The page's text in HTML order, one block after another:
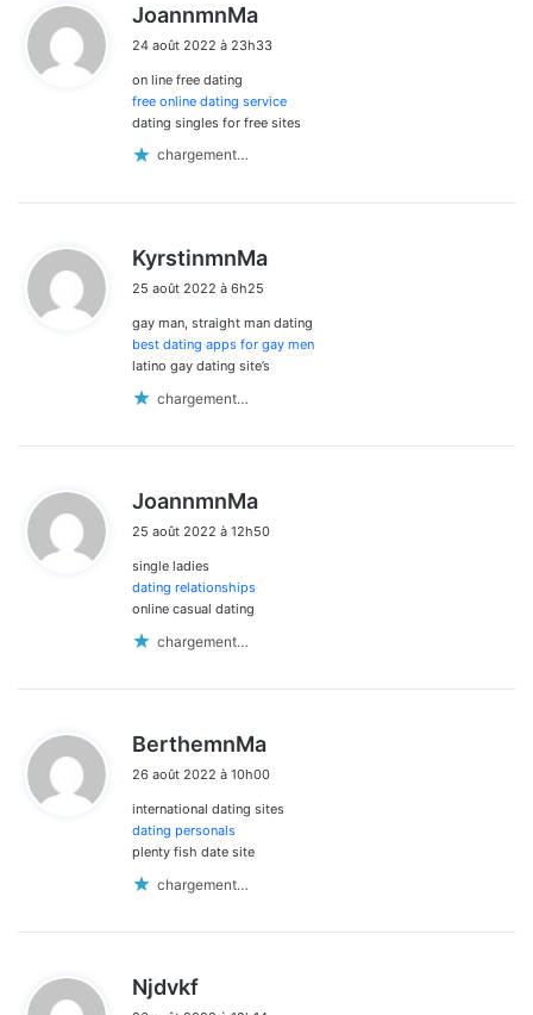
JoannmnMa
t
:
24 août 2022 à 23h33
on line free dating
free online dating service
dating singles for free sites
chargement…
KyrstinmnMa
:
25 août 2022 à 6h25
gay man, straight man dating
best dating apps for gay men
latino gay dating site’s
chargement…
JoannmnMa
t
25 août 2022 à 12h50
single ladies
dating relationships
online casual dating
chargement…
BerthemnMa
t
26 août 2022 à 10h00
international dating sites
dating personals
plenty fish date site
chargement…
Njdvkf